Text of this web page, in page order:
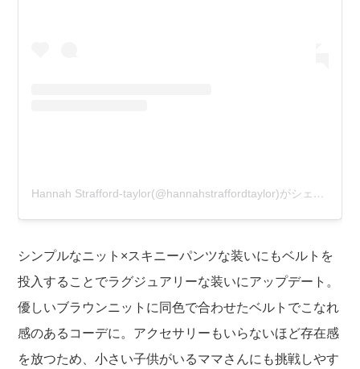
Hannah Strafford-taylor(@hannahstraffordtaylor)がシェアした投稿
シンプルなニット×スキニーパンツな装いにもベルトを
投入することでラグジュアリーな装いにアップデート。
優しいブラウンニットに同色で合わせたベルトでこなれ
感のあるコーデに。アクセサリーもいらないほど存在感
を放つため、小さい子供がいるママさんにも挑戦しやす